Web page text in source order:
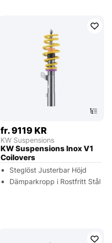
fr. 9119 KR
KW Suspensions
KW Suspensions Inox V1
Coilovers
Steglöst Justerbar Höjd
Dämparkropp i Rostfritt Stål